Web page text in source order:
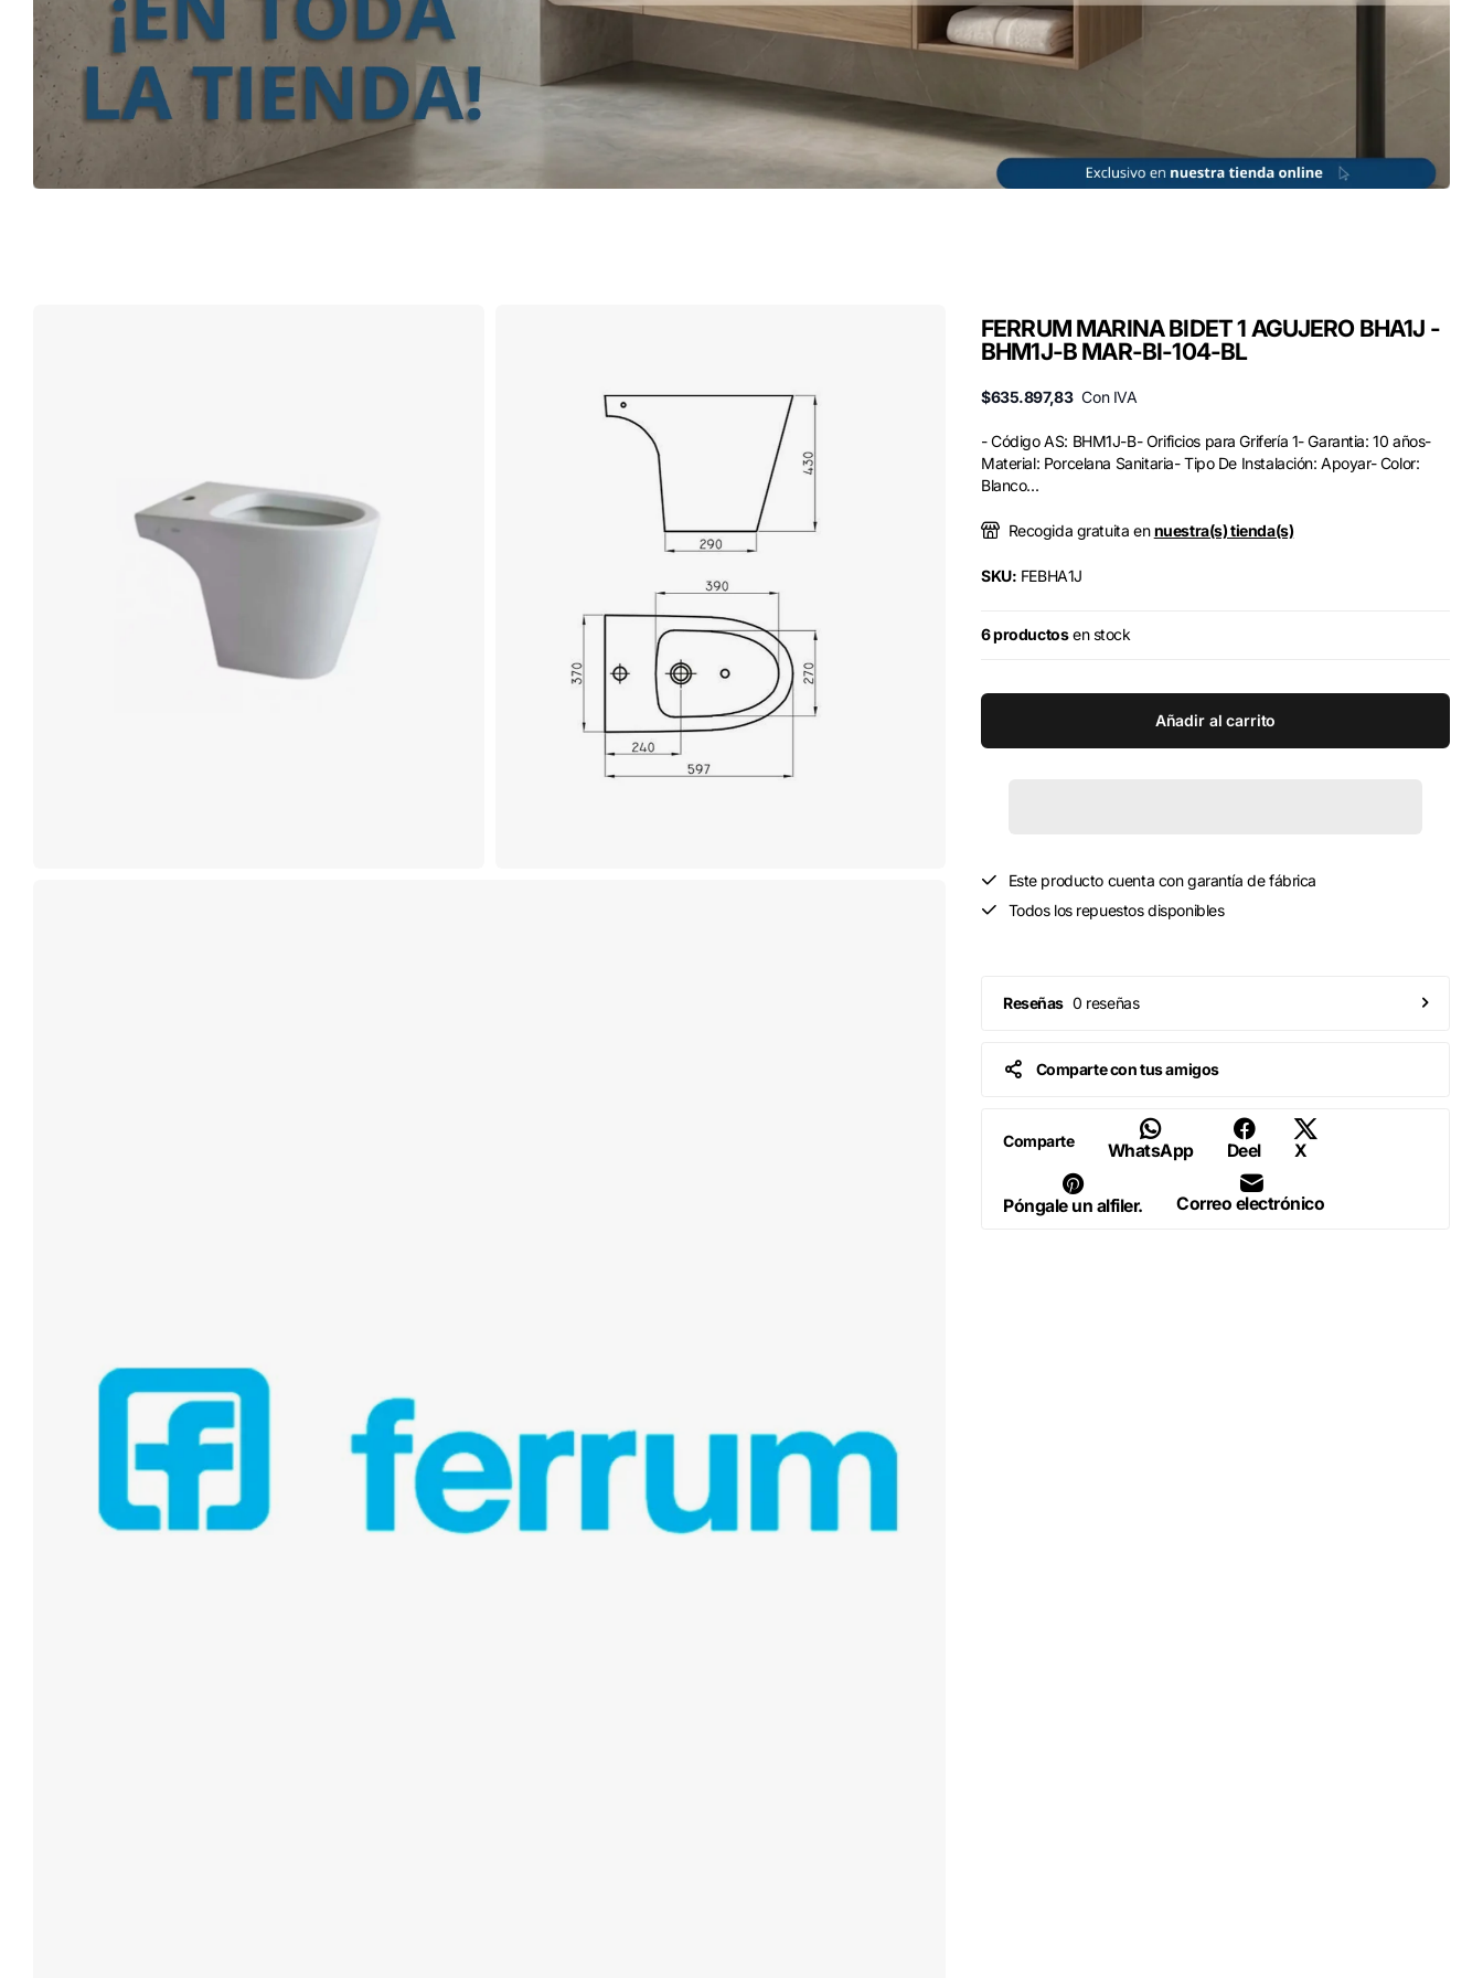
FERRUM MARINA BIDET 1 AGUJERO BHA1J -
BHM1J-B MAR-BI-104-BL
$635.897,83 Con IVA
- Código AS: BHM1J-B- Orificios para Grifería 1- Garantia: 10 años-
Material: Porcelana Sanitaria- Tipo De Instalación: Apoyar- Color:
Blanco...
Recogida gratuita ennuestra(s) tienda(s)
SKU: FEBHA1J
6 productosen stock
Añadir al carrito
Este producto cuenta con garantía de fábrica
Todos los repuestos disponibles
Reseñas 0 reseñas
Comparte con tus amigos
Comparte WhatsApp Deel X
Póngale un alfiler. Correo electrónico